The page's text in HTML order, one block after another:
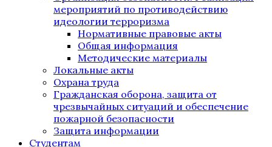
мероприятий по противодействию
идеологии терроризма
Нормативные правовые акты
Общая информация
Методические материалы
Локальные акты
Охрана труда
Гражданская оборона, защита от
чрезвычайных ситуаций и обеспечение
пожарной безопасности
Защита информации
Студентам